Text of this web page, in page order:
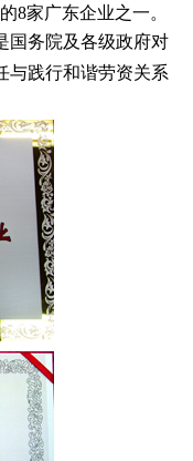
8家广东企业之一。
国务院及各级政府对
与践行和谐劳资关系